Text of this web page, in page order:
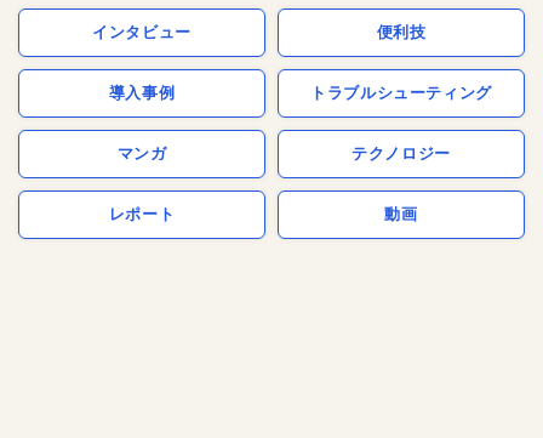
インタビュー 便利技
導入事例 トラブルシューティング
マンガ テクノロジー
レポート 動画